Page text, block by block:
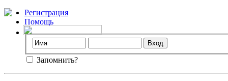
Регистрация
Помощь
Запомнить?